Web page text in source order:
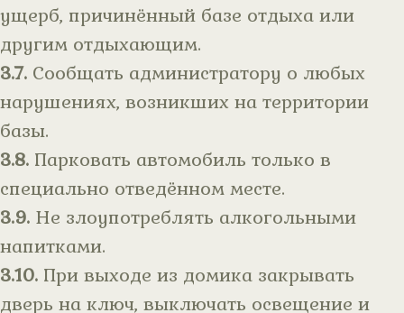
ущерб, причинённый базе отдыха или
другим отдыхающим.
3.7. Сообщать администратору о любых
нарушениях, возникших на территории
базы.
3.8. Парковать автомобиль только в
специально отведённом месте.
3.9. Не злоупотреблять алкогольными
напитками.
3.10. При выходе из домика закрывать
дверь на ключ, выключать освещение и